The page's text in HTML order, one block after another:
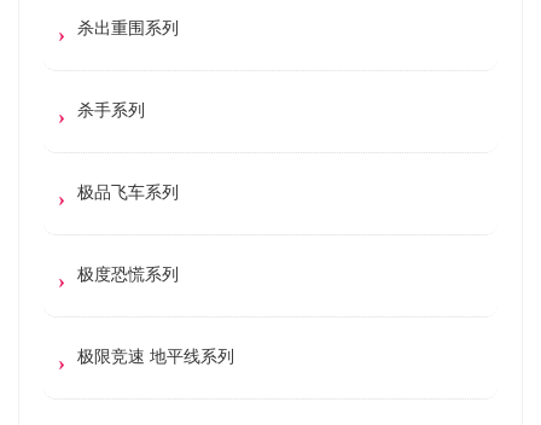
杀出重围系列
杀手系列
极品飞车系列
极度恐慌系列
极限竞速 地平线系列